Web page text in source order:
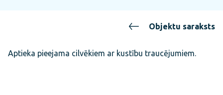
Objektu saraksts
Aptieka pieejama cilvēkiem ar kustību traucējumiem.